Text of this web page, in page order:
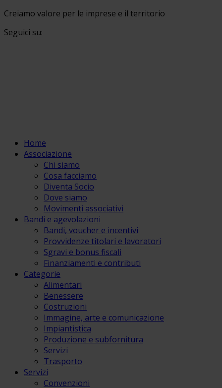
Creiamo valore per le imprese e il territorio
Seguici su:
Home
Associazione
Chi siamo
Cosa facciamo
Diventa Socio
Dove siamo
Movimenti associativi
Bandi e agevolazioni
Bandi, voucher e incentivi
Provvidenze titolari e lavoratori
Sgravi e bonus fiscali
Finanziamenti e contributi
Categorie
Alimentari
Benessere
Costruzioni
Immagine, arte e comunicazione
Impiantistica
Produzione e subfornitura
Servizi
Trasporto
Servizi
Convenzioni